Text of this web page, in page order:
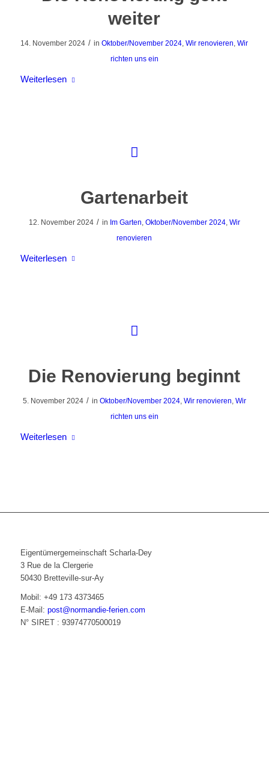
weiter
14. November 2024 / inOktober/November 2024,Wir renovieren,Wir
richten uns ein
Weiterlesen
Gartenarbeit
12. November 2024 / in Im Garten, Oktober/November 2024, Wir
renovieren
Weiterlesen
Die Renovierung beginnt
5. November 2024 / in Oktober/November 2024, Wir renovieren, Wir
richten uns ein
Weiterlesen
Eigentümergemeinschaft Scharla-Dey
3 Rue de la Clergerie
50430 Bretteville-sur-Ay
Mobil: +49 173 4373465
E-Mail: post@normandie-ferien.com
N° SIRET : 93974770500019